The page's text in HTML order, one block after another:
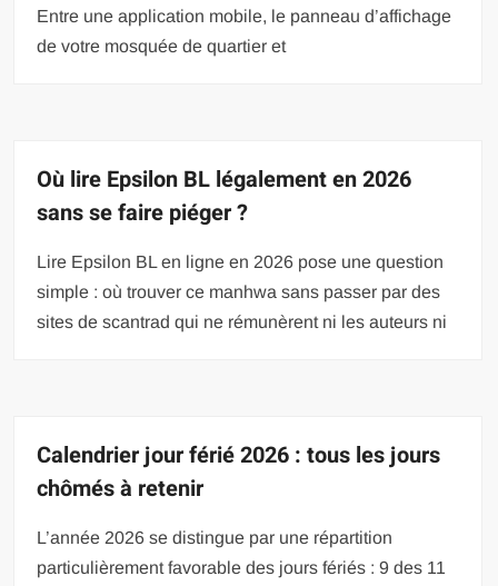
Entre une application mobile, le panneau d’affichage
de votre mosquée de quartier et
Où lire Epsilon BL légalement en 2026
sans se faire piéger ?
Lire Epsilon BL en ligne en 2026 pose une question
simple : où trouver ce manhwa sans passer par des
sites de scantrad qui ne rémunèrent ni les auteurs ni
Calendrier jour férié 2026 : tous les jours
chômés à retenir
L’année 2026 se distingue par une répartition
particulièrement favorable des jours fériés : 9 des 11